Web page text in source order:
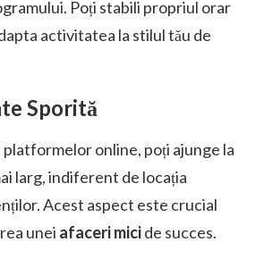
Poți stabili propriul orar
activitatea la stilul tău de
Sporită
online, poți ajunge la
larg, indiferent de locația
Acest aspect este crucial
unei afaceri micide succes.